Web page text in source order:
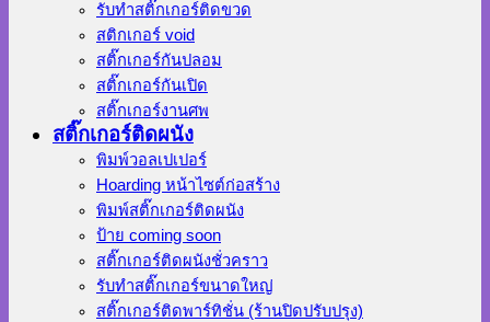
รับทำสติ๊กเกอร์ติดขวด
สติกเกอร์ void
สติ๊กเกอร์กันปลอม
สติ๊กเกอร์กันเปิด
สติ๊กเกอร์งานศพ
สติ๊กเกอร์ติดผนัง
พิมพ์วอลเปเปอร์
Hoarding หน้าไซต์ก่อสร้าง
พิมพ์สติ๊กเกอร์ติดผนัง
ป้าย coming soon
สติ๊กเกอร์ติดผนังชั่วคราว
รับทำสติ๊กเกอร์ขนาดใหญ่
สติ๊กเกอร์ติดพาร์ทิชั่น (ร้านปิดปรับปรุง)